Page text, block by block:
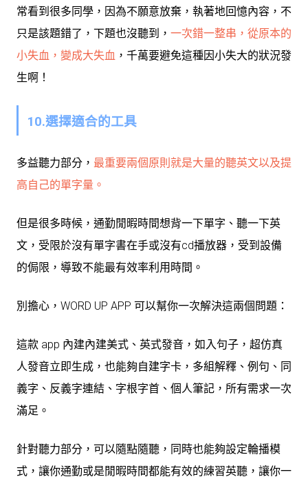
常看到很多同學，因為不願意放棄，執著地回憶內容，不
只是該題錯了，下題也沒聽到， 一次錯一整串，從原本的
小失血，變成大失血 ，千萬要避免這種因小失大的狀況發
生啊！
10.選擇適合的工具
多益聽力部分， 最重要兩個原則就是大量的聽英文以及提
高自己的單字量。
但是很多時候，通勤閒暇時間想背一下單字、聽一下英
文，受限於沒有單字書在手或沒有cd播放器，受到設備
的侷限，導致不能最有效率利用時間。
別擔心，WORD UP APP 可以幫你一次解決這兩個問題：
這款 app 內建內建美式、英式發音，如入句子，超仿真
人發音立即生成，也能夠自建字卡，多組解釋、例句、同
義字、反義字連結、字根字首、個人筆記，所有需求一次
滿足。
針對聽力部分，可以隨點隨聽，同時也能夠設定輪播模
式，讓你通勤或是閒暇時間都能有效的練習英聽，讓你一